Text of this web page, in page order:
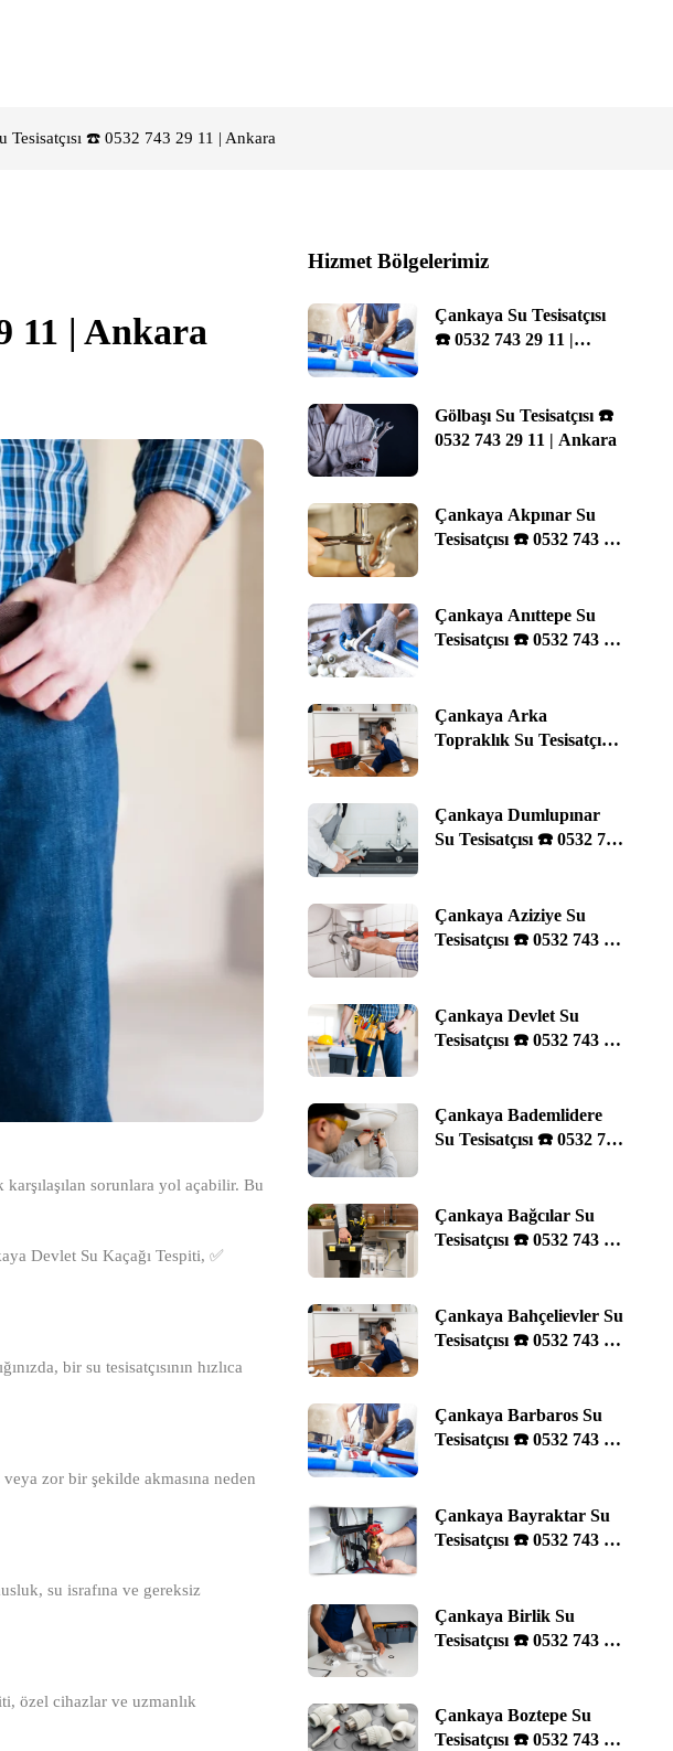
Tesisatçısı ☎️ 0532 743 29 11 | Ankara
11 | Ankara
sorunlara yol açabilir. Bu
Devlet Su Kaçağı Tespiti, ✅
bir su tesisatçısının hızlıca
zor bir şekilde akmasına neden
su israfına ve gereksiz
özel cihazlar ve uzmanlık
Hizmet Bölgelerimiz
Çankaya Su Tesisatçısı
☎️ 0532 743 29 11 |
Gölbaşı Su Tesisatçısı ☎️
0532 743 29 11 | Ankara
Çankaya Akpınar Su
Tesisatçısı ☎️ 0532 743 29
Çankaya Anıttepe Su
Tesisatçısı ☎️ 0532 743 29
Çankaya Arka
Topraklık Su Tesisatçısı
Çankaya Dumlupınar
Su Tesisatçısı ☎️ 0532 743
Çankaya Aziziye Su
Tesisatçısı ☎️ 0532 743 29
Çankaya Devlet Su
Tesisatçısı ☎️ 0532 743 29
Çankaya Bademlidere
Su Tesisatçısı ☎️ 0532 743
Çankaya Bağcılar Su
Tesisatçısı ☎️ 0532 743 29
Çankaya Bahçelievler Su
Tesisatçısı ☎️ 0532 743 29
Çankaya Barbaros Su
Tesisatçısı ☎️ 0532 743 29
Çankaya Bayraktar Su
Tesisatçısı ☎️ 0532 743 29
Çankaya Birlik Su
Tesisatçısı ☎️ 0532 743 29
Çankaya Boztepe Su
Tesisatçısı ☎️ 0532 743 29